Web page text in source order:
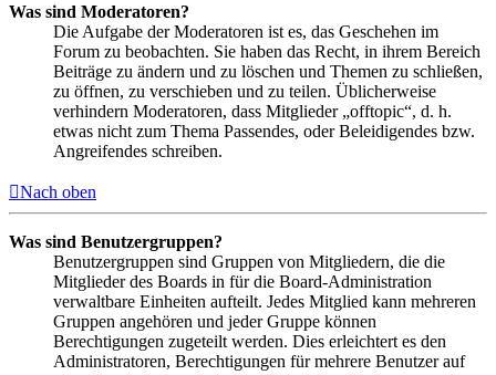
Was sind Moderatoren?
Die Aufgabe der Moderatoren ist es, das Geschehen im
Forum zu beobachten. Sie haben das Recht, in ihrem Bereich
Beiträge zu ändern und zu löschen und Themen zu schließen,
zu öffnen, zu verschieben und zu teilen. Üblicherweise
verhindern Moderatoren, dass Mitglieder „offtopic“, d. h.
etwas nicht zum Thema Passendes, oder Beleidigendes bzw.
Angreifendes schreiben.
Nach oben
Was sind Benutzergruppen?
Benutzergruppen sind Gruppen von Mitgliedern, die die
Mitglieder des Boards in für die Board-Administration
verwaltbare Einheiten aufteilt. Jedes Mitglied kann mehreren
Gruppen angehören und jeder Gruppe können
Berechtigungen zugeteilt werden. Dies erleichtert es den
Administratoren, Berechtigungen für mehrere Benutzer auf